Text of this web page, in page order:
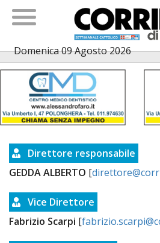
Domenica 09 Agosto 2026
Direttore responsabile
GEDDA ALBERTO [
Vice Direttore
Fabrizio Scarpi [